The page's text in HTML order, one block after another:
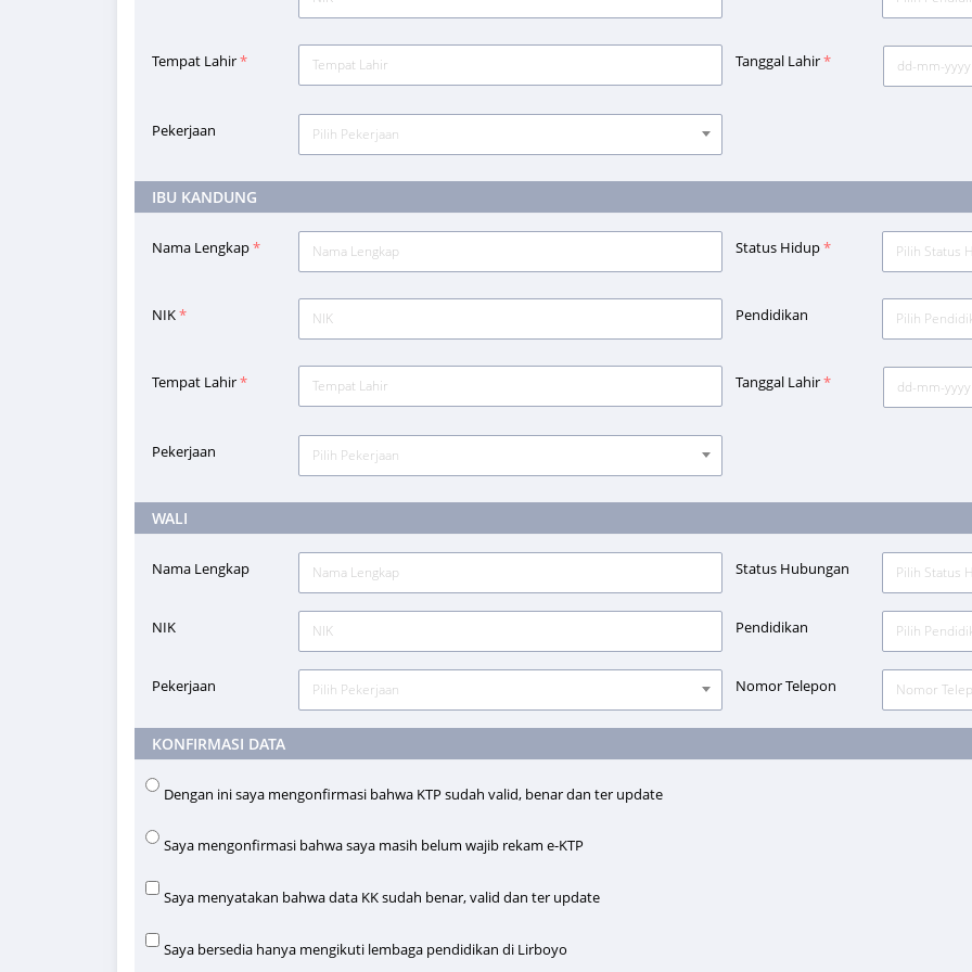
Tempat Lahir* Tanggal Lahir*
Pekerjaan Pilih Pekerjaan
IBU KANDUNG
Nama Lengkap* Status Hidup* Pilih Status
NIK* Pendidikan Pilih
Tempat Lahir* Tanggal Lahir*
Pekerjaan Pilih Pekerjaan
WALI
Nama Lengkap Status Hubungan Pilih Status
NIK Pendidikan Pilih
Pekerjaan Pilih Pekerjaan Nomor Telepon
KONFIRMASI DATA
Dengan ini saya mengonfirmasi bahwa KTP sudah valid, benar dan ter update
Saya mengonfirmasi bahwa saya masih belum wajib rekam e-KTP
Saya menyatakan bahwa data KK sudah benar, valid dan ter update
Saya bersedia hanya mengikuti lembaga pendidikan di Lirboyo